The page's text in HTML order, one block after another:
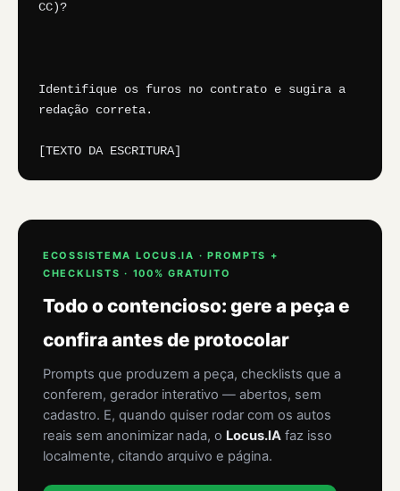
CC)?
Identifique os furos no contrato e sugira a
redação correta.
[TEXTO DA ESCRITURA]
ECOSSISTEMA LOCUS.IA · PROMPTS +
CHECKLISTS · 100% GRATUITO
Todo o contencioso: gere a peça e
confira antes de protocolar
Prompts que produzem a peça, checklists que a
conferem, gerador interativo — abertos, sem
cadastro. E, quando quiser rodar com os autos
reais sem anonimizar nada, o Locus.IA faz isso
localmente, citando arquivo e página.